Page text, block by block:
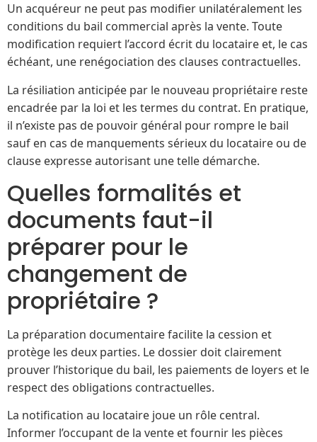
Un acquéreur ne peut pas modifier unilatéralement les
conditions du bail commercial après la vente. Toute
modification requiert l’accord écrit du locataire et, le cas
échéant, une renégociation des clauses contractuelles.
La résiliation anticipée par le nouveau propriétaire reste
encadrée par la loi et les termes du contrat. En pratique,
il n’existe pas de pouvoir général pour rompre le bail
sauf en cas de manquements sérieux du locataire ou de
clause expresse autorisant une telle démarche.
Quelles formalités et
documents faut-il
préparer pour le
changement de
propriétaire ?
La préparation documentaire facilite la cession et
protège les deux parties. Le dossier doit clairement
prouver l’historique du bail, les paiements de loyers et le
respect des obligations contractuelles.
La notification au locataire joue un rôle central.
Informer l’occupant de la vente et fournir les pièces